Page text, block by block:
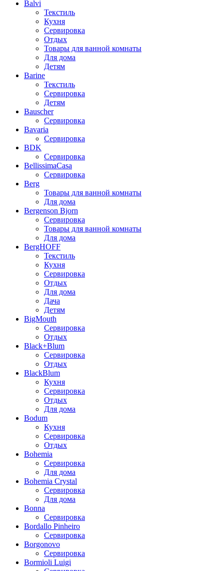
Balvi
Текстиль
Кухня
Сервировка
Отдых
Товары для ванной комнаты
Для дома
Детям
Barine
Текстиль
Сервировка
Детям
Bauscher
Сервировка
Bavaria
Сервировка
BDK
Сервировка
BellissimaCasa
Сервировка
Berg
Товары для ванной комнаты
Для дома
Bergenson Bjorn
Сервировка
Товары для ванной комнаты
Для дома
BergHOFF
Текстиль
Кухня
Сервировка
Отдых
Для дома
Дача
Детям
BigMouth
Сервировка
Отдых
Black+Blum
Сервировка
Отдых
BlackBlum
Кухня
Сервировка
Отдых
Для дома
Bodum
Кухня
Сервировка
Отдых
Bohemia
Сервировка
Для дома
Bohemia Crystal
Сервировка
Для дома
Bonna
Сервировка
Bordallo Pinheiro
Сервировка
Borgonovo
Сервировка
Bormioli Luigi